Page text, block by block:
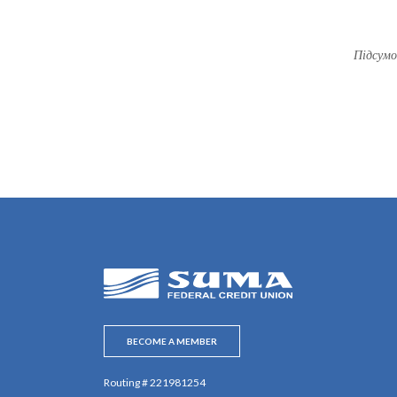
SUMA Federal Credit Union
BECOME A MEMBER
Routing # 221981254